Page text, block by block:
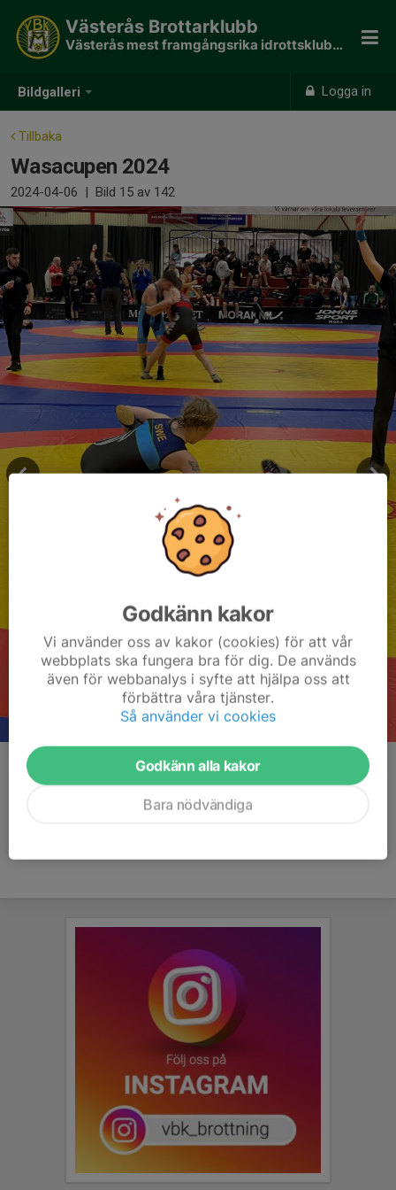
Bildgalleri Logga in
Västerås Brottarklubb
Västerås mest framgångsrika idrottsklubb - 190 SM guld
Tillbaka
Wasacupen 2024
2024-04-06 | Bild 15 av 142
Kommentarer
Godkänn kakor
Vi använder oss av kakor (cookies) för att vår
webbplats ska fungera bra för dig. De används
även för webbanalys i syfte att hjälpa oss att
förbättra våra tjänster.
Så använder vi cookies
Godkänn alla kakor
Bara nödvändiga